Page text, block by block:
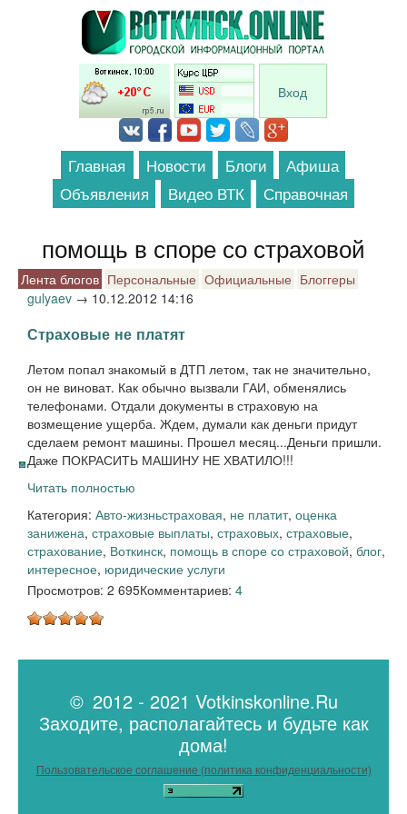
Перейти к основному содержанию
Вход
Главная Новости Блоги
Афиша
Объявления
Видео ВТК Справочная
помощь в споре со страховой
Лента блогов Персональные Официальные Блоггеры
gulyaev → 10.12.2012 14:16
Страховые не платят
Летом попал знакомый в ДТП летом, так не значительно,
он не виноват. Как обычно вызвали ГАИ, обменялись
телефонами. Отдали документы в страховую на
возмещение ущерба. Ждем, думали как деньги придут
сделаем ремонт машины. Прошел месяц...Деньги пришли.
Даже ПОКРАСИТЬ МАШИНУ НЕ ХВАТИЛО!!!
Читать полностью
Категория: Авто-жизньстраховая, не платит, оценка
занижена, страховые выплаты, страховых, страховые,
страхование, Воткинск, помощь в споре со страховой, блог,
интересное, юридические услуги
Просмотров: 2 695Комментариев: 4
© 2012 - 2021 Votkinskonline.Ru
Заходите, располагайтесь и будьте как
дома!
Пользовательское соглашение (политика конфиденциальности)